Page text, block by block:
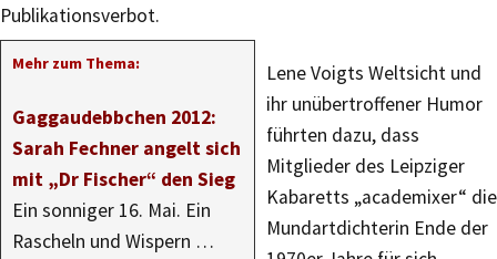
Publikationsverbot.
Mehr zum Thema:
Gaggaudebbchen 2012:
Sarah Fechner angelt sich
mit „Dr Fischer“ den Sieg
Ein sonniger 16. Mai. Ein
Rascheln und Wispern …
Lene Voigts Weltsicht und
ihr unübertroffener Humor
führten dazu, dass
Mitglieder des Leipziger
Kabaretts „academixer“ die
Mundartdichterin Ende der